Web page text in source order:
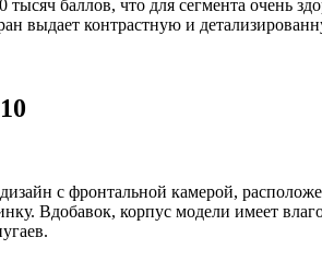
баллов, что для сегмента очень
выдает контрастную и
с фронтальной камерой,
Вдобавок, корпус модели имеет